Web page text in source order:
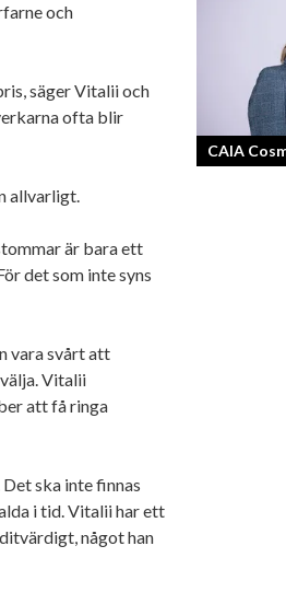
och
säger Vitalii och
ofta blir
allvarligt.
är bara ett
det som inte syns
vara svårt att
Vitalii
att få ringa
ska inte finnas
i tid. Vitalii har ett
något han
Från
CAIA